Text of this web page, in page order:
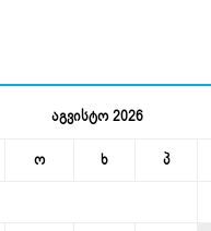
აგვისტო 2026
ო ხ პ